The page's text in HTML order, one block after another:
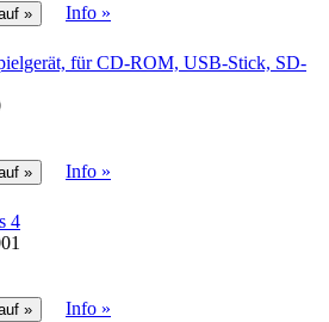
Info »
für CD-ROM, USB-Stick, SD-
Info »
4
Info »